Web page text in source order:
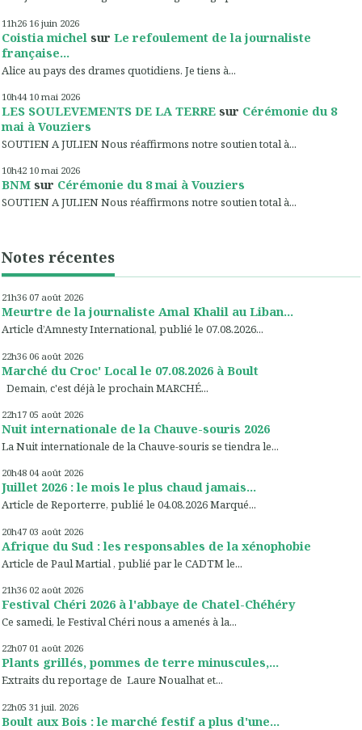
11h26 16 juin 2026
Coistia michel sur Le refoulement de la journaliste
française...
Alice au pays des drames quotidiens. Je tiens à...
10h44 10 mai 2026
LES SOULEVEMENTS DE LA TERRE sur Cérémonie du 8
mai à Vouziers
SOUTIEN A JULIEN Nous réaffirmons notre soutien total à...
10h42 10 mai 2026
BNM sur Cérémonie du 8 mai à Vouziers
SOUTIEN A JULIEN Nous réaffirmons notre soutien total à...
Notes récentes
21h36 07 août 2026
Meurtre de la journaliste Amal Khalil au Liban...
Article d’Amnesty International, publié le 07.08.2026...
22h36 06 août 2026
Marché du Croc' Local le 07.08.2026 à Boult
Demain, c'est déjà le prochain MARCHÉ...
22h17 05 août 2026
Nuit internationale de la Chauve-souris 2026
La Nuit internationale de la Chauve-souris se tiendra le...
20h48 04 août 2026
Juillet 2026 : le mois le plus chaud jamais...
Article de Reporterre, publié le 04.08.2026 Marqué...
20h47 03 août 2026
Afrique du Sud : les responsables de la xénophobie
Article de Paul Martial , publié par le CADTM le...
21h36 02 août 2026
Festival Chéri 2026 à l'abbaye de Chatel-Chéhéry
Ce samedi, le Festival Chéri nous a amenés à la...
22h07 01 août 2026
Plants grillés, pommes de terre minuscules,...
Extraits du reportage de Laure Noualhat et...
22h05 31 juil. 2026
Boult aux Bois : le marché festif a plus d'une...